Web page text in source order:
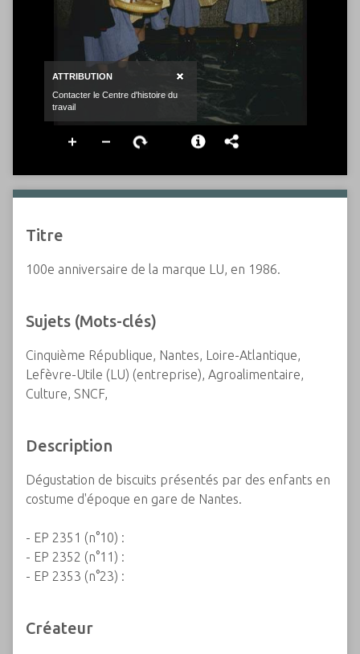
Titre
100e anniversaire de la marque LU, en 1986.
Sujets (Mots-clés)
Cinquième République, Nantes, Loire-Atlantique,
Lefèvre-Utile (LU) (entreprise), Agroalimentaire,
Culture, SNCF,
Description
Dégustation de biscuits présentés par des enfants en
costume d'époque en gare de Nantes.
- EP 2351 (n°10) :
- EP 2352 (n°11) :
- EP 2353 (n°23) :
Créateur